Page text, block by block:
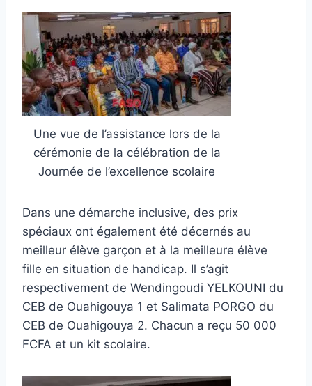
Une vue de l’assistance lors de la
cérémonie de la célébration de la
Journée de l’excellence scolaire
Dans une démarche inclusive, des prix
spéciaux ont également été décernés au
meilleur élève garçon et à la meilleure élève
fille en situation de handicap. Il s’agit
respectivement de Wendingoudi YELKOUNI du
CEB de Ouahigouya 1 et Salimata PORGO du
CEB de Ouahigouya 2. Chacun a reçu 50 000
FCFA et un kit scolaire.